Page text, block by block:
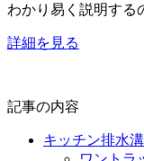
わかり易く説明する
詳細を見る
記事の内容
キッチン排水